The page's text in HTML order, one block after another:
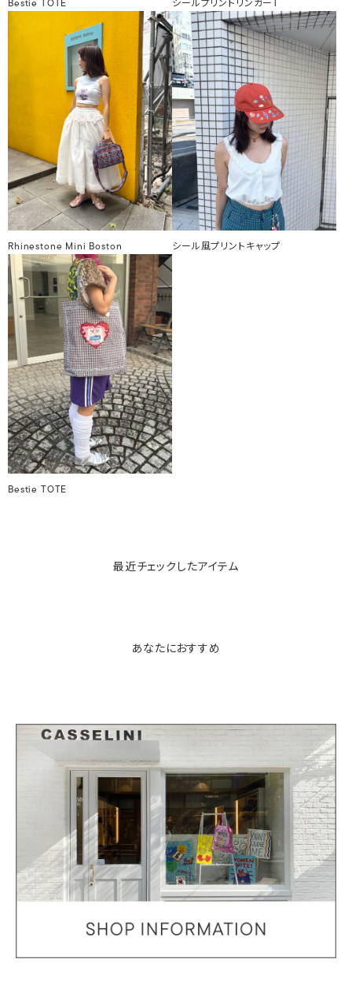
Bestie TOTE シールプリントリンガーT
Rhinestone Mini Boston シール風プリントキャップ
Bestie TOTE
最近チェックしたアイテム
あなたにおすすめ